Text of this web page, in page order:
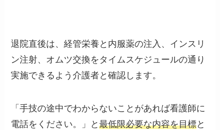
退院直後は、経管栄養と内服薬の注入、インスリ
ン注射、オムツ交換をタイムスケジュールの通り
実施できるよう介護者と確認します。
「手技の途中でわからないことがあれば看護師に
電話をください。」と最低限必要な内容を目標と